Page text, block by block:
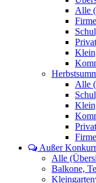
Alle
Alle
Außer
Alle
Balkone,